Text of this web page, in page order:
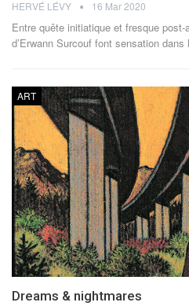
HERVÉ LÉVY 16 Mar 2020
Entre quête initiatique et fresque
d’Erwann Surcouf font sensation
ART
Dreams & nightmares